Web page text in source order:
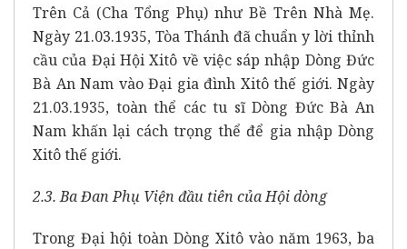
Trên Cả (Cha Tổng Phụ) như Bề Trên Nhà Mẹ.
Ngày 21.03.1935, Tòa Thánh đã chuẩn y lời thỉnh
cầu của Đại Hội Xitô về việc sáp nhập Dòng Đức
Bà An Nam vào Đại gia đình Xitô thế giới. Ngày
21.03.1935, toàn thể các tu sĩ Dòng Đức Bà An
Nam khấn lại cách trọng thể để gia nhập Dòng
Xitô thế giới.
2.3. Ba Đan Phụ Viện đầu tiên của Hội dòng
Trong Đại hội toàn Dòng Xitô vào năm 1963, ba